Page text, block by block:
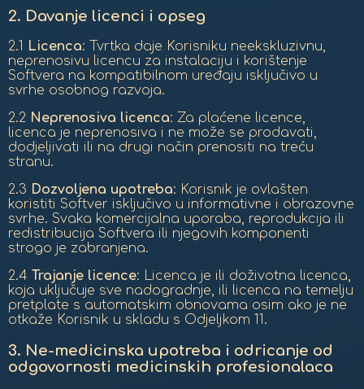
2. Davanje licenci i opseg
2.1 Licenca: Tvrtka daje Korisniku neekskluzivnu,
neprenosivu licencu za instalaciju i korištenje
Softvera na kompatibilnom uređaju isključivo u
svrhe osobnog razvoja.
2.2 Neprenosiva licenca: Za plaćene licence,
licenca je neprenosiva i ne može se prodavati,
dodjeljivati ili na drugi način prenositi na treću
stranu.
2.3 Dozvoljena upotreba: Korisnik je ovlašten
koristiti Softver isključivo u informativne i obrazovne
svrhe. Svaka komercijalna uporaba, reprodukcija ili
redistribucija Softvera ili njegovih komponenti
strogo je zabranjena.
2.4 Trajanje licence: Licenca je ili doživotna licenca,
koja uključuje sve nadogradnje, ili licenca na temelju
pretplate s automatskim obnovama osim ako je ne
otkaže Korisnik u skladu s Odjeljkom 11.
3. Ne-medicinska upotreba i odricanje od
odgovornosti medicinskih profesionalaca